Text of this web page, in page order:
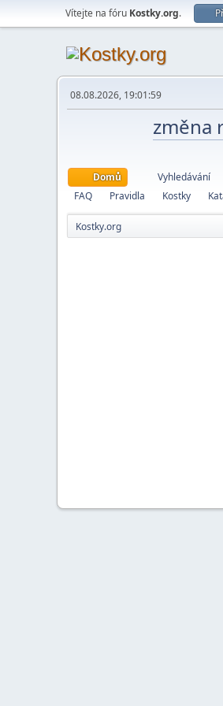
Vítejte na fóru Kostky.org.
08.08.2026, 19:01:59
změna
Domů Vyhledávání
FAQ
Pravidla Kostky
Kostky.org